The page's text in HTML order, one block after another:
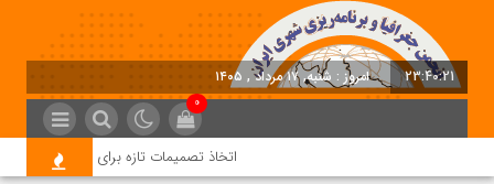
23:40:22 امروز : شنبه, ۱۷ مرداد , ۱۴۰۵
0
اتخاذ تصمیمات تازه برای تسریع در روند